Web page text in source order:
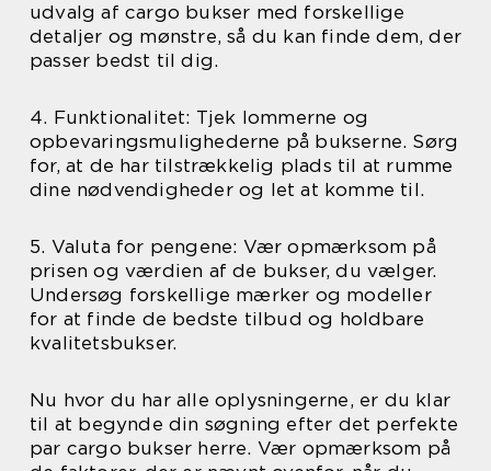
udvalg af cargo bukser med forskellige
detaljer og mønstre, så du kan finde dem, der
passer bedst til dig.
4. Funktionalitet: Tjek lommerne og
opbevaringsmulighederne på bukserne. Sørg
for, at de har tilstrækkelig plads til at rumme
dine nødvendigheder og let at komme til.
5. Valuta for pengene: Vær opmærksom på
prisen og værdien af de bukser, du vælger.
Undersøg forskellige mærker og modeller
for at finde de bedste tilbud og holdbare
kvalitetsbukser.
Nu hvor du har alle oplysningerne, er du klar
til at begynde din søgning efter det perfekte
par cargo bukser herre. Vær opmærksom på